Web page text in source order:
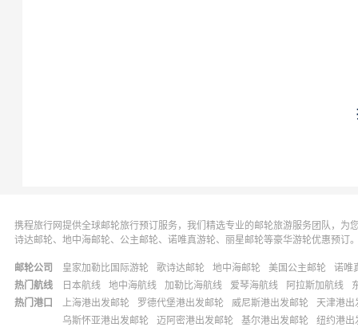
携程旅行网提供全球邮轮旅行预订服务，我们精选专业的邮轮旅游服务团队，
诗达邮轮、地中海邮轮、公主邮轮、诺唯真游轮、丽星邮轮等豪华游轮优惠预订
邮轮公司 皇家加勒比国际游轮 歌诗达邮轮 地中海邮轮 美国公主邮轮
诺唯
热门航线
日本航线 地中海航线 加勒比海航线 爱琴海航线 阿拉斯加航线
热门港口
上海港出发邮轮 罗德代堡港出发邮轮 威尼斯港出发邮轮
天津港出
乌斯怀亚港出发邮轮
迈阿密港出发邮轮 基尔港出发邮轮 纽约港出